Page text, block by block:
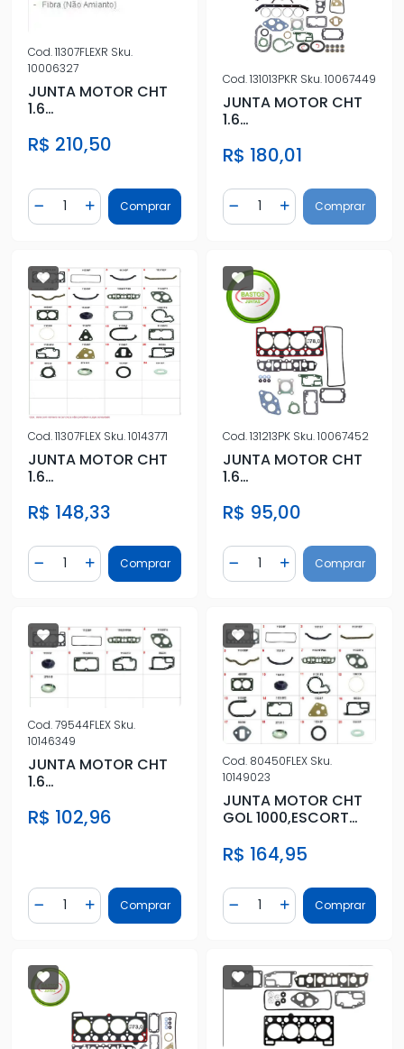
Cod.11307FLEXR Sku.
10006327
JUNTA MOTOR CHT
1.6
C/RETENTOR
R$ 210,50
Diminuir Quantidade
Quantidade
Adicionar Quantidade
Comprar
Cod.131013PKR Sku.10067449
JUNTA MOTOR CHT
1.6
C/RETENTOR
R$ 180,01
Diminuir Quantidade
Quantidade
AdicionarComprar
Cod.11307FLEX Sku.10143771
JUNTA MOTOR CHT
1.6
S/RETENTOR
R$ 148,33
Diminuir Quantidade
Quantidade
Adicionar Quantidade
Comprar
Cod.131213PK Sku.10067452
JUNTA MOTOR CHT
1.6
S/RETENTOR
SUPERIOR
R$ 95,00
Diminuir Quantidade
Quantidade
AdicionarComprar
Cod.79544FLEX Sku.
10146349
JUNTA MOTOR CHT
1.6
S/RETENTOR
SUPERIOR
R$ 102,96
Diminuir Quantidade
Quantidade
Adicionar Quantidade
Comprar
Cod. 80450FLEX Sku.
10149023
JUNTA MOTOR CHT
GOL 1000,ESCORT
R$ 164,95
Diminuir Quantidade
Quantidade
AdicionarComprar